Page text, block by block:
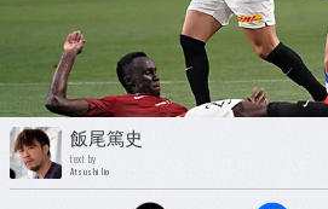
飯尾篤史
text by
Atsushi Iio